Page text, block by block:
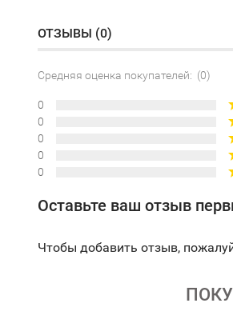
ОТЗЫВЫ (0)
Средняя оценка покупателей: (0)
0
0
0
0
0
Оставьте ваш отзыв
Чтобы добавить отзыв,